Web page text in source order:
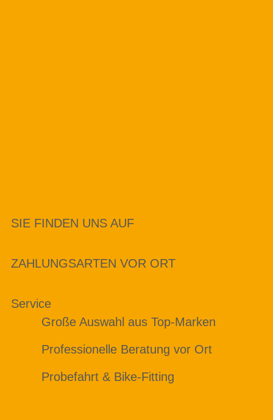
SIE FINDEN UNS AUF
ZAHLUNGSARTEN VOR ORT
Service
Große Auswahl aus Top-Marken
Professionelle Beratung vor Ort
Probefahrt & Bike-Fitting